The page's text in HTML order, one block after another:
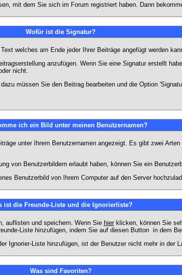
mit dem Sie sich im Forum registriert haben. Dann
Wofür ist die Signatur?
welches am Ende jeder Ihrer Beiträge angefügt werden
anzufügen. Wenn Sie eine Signatur erstellt
nicht.
müssen Sie den Beitrag bearbeiten und die Option
ich ein Bild unter meinen Benutzernamen?
unter Ihrem Benutzernamen angezeigt. Es gibt zwei
von Benutzerbildern erlaubt haben, können Sie ein
Benutzerbild von Ihrem Computer auf den Server
ist die Freunde-Liste und die Ignorierliste?
auflisten und speichern. Wenn Sie hierklicken, können Sie
Liste hinzufügen, indem Sie auf diesen Button in dem
Ignorier-Liste hinzufügen, ist der Benutzer nicht mehr in der
Was sind Favoriten?